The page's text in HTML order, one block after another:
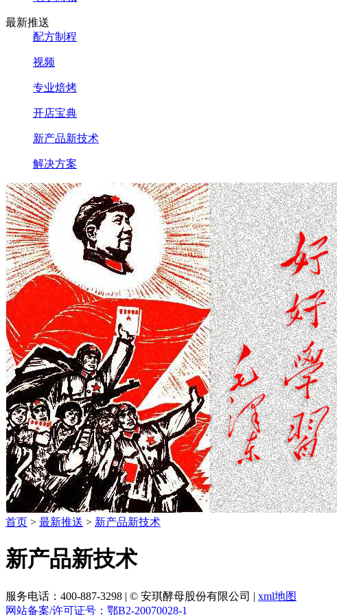
最新推送
配方制程
视频
专业焙烤
开店宝典
新产品新技术
解决方案
首页 > 最新推送 > 新产品新技术
新产品新技术
服务电话：400-887-3298 | © 安琪酵母股份有限公司 | xml地图
网站备案/许可证号：鄂B2-20070028-1